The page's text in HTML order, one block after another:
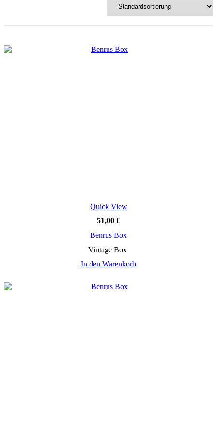
Quick View
51,00 €
Benrus Box
Vintage Box
In den Warenkorb